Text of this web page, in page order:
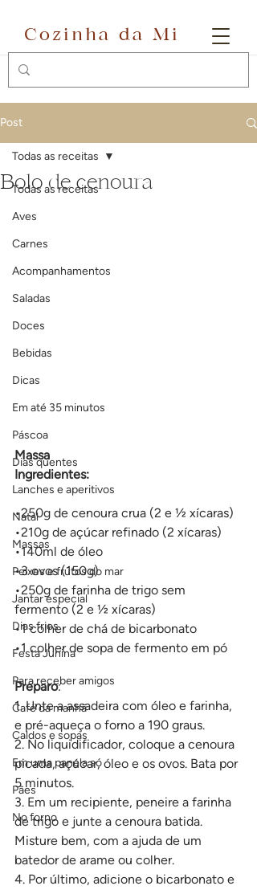
Cozinha da Mi
Post
Todas as receitas
Aves
Carnes
Acompanhamentos
Saladas
Doces
Bebidas
Dicas
Em até 35 minutos
Páscoa
Dias quentes
Lanches e aperitivos
Natal
Massas
Peixes e frutos do mar
Jantar especial
Dias frios
Festa Junina
Para receber amigos
Café da manhã
Caldos e sopas
Em uma panela só
Pães
No forno
Todas as receitas
Bolo de cenoura
Massa
Ingredientes:
•250g de cenoura crua (2 e ½ xícaras)
•210g de açúcar refinado (2 xícaras)
•140ml de óleo
•3 ovos (150g)
•250g de farinha de trigo sem
fermento (2 e ½ xícaras)
•1 colher de chá de bicarbonato
•1 colher de sopa de fermento em pó
Preparo:
1. Unte a assadeira com óleo e farinha,
e pré-aqueça o forno a 190 graus.
2. No liquidificador, coloque a cenoura
picada, açúcar, óleo e os ovos. Bata por
5 minutos.
3. Em um recipiente, peneire a farinha
de trigo e junte a cenoura batida.
Misture bem, com a ajuda de um
batedor de arame ou colher.
4. Por último, adicione o bicarbonato e